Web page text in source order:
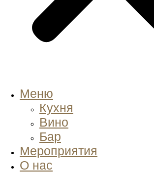
Меню
Кухня
Вино
Бар
Мероприятия
О нас